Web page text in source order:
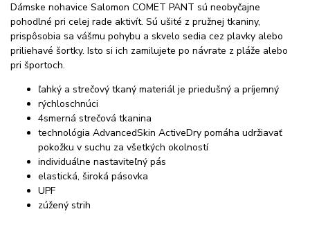
Dámske nohavice Salomon COMET PANT sú neobyčajne
pohodlné pri celej rade aktivít. Sú ušité z pružnej tkaniny,
prispôsobia sa vášmu pohybu a skvelo sedia cez plavky alebo
priliehavé šortky. Isto si ich zamilujete po návrate z pláže alebo
pri športoch.
ľahký a strečový tkaný materiál je priedušný a príjemný
rýchloschnúci
4smerná strečová tkanina
technológia AdvancedSkin ActiveDry pomáha udržiavať
pokožku v suchu za všetkých okolností
individuálne nastaviteľný pás
elastická, široká pásovka
UPF
zúžený strih